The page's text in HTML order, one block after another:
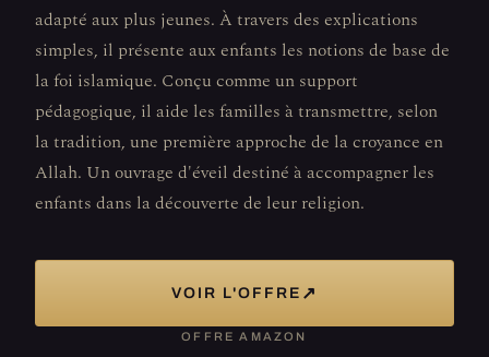
adapté aux plus jeunes. À travers des explications
simples, il présente aux enfants les notions de base de
la foi islamique. Conçu comme un support
pédagogique, il aide les familles à transmettre, selon
la tradition, une première approche de la croyance en
Allah. Un ouvrage d'éveil destiné à accompagner les
enfants dans la découverte de leur religion.
VOIR L'OFFRE ↗
OFFRE AMAZON